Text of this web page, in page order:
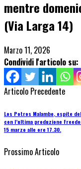
mentre
(Via Larga 14)
Marzo 11, 2026
Condividi l'articolo su:
Articolo Precedente
Los Potros Malambo, ospite
con l’ultima produzione
15 marzo alle ore 17.30.
Prossimo Articolo